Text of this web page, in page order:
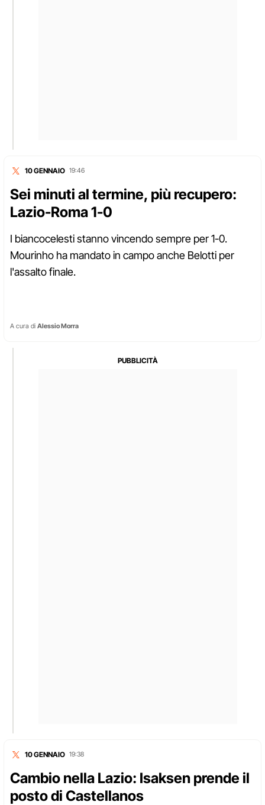
10 GENNAIO 19:46
Sei minuti al termine, più recupero:
Lazio-Roma 1-0
I biancocelesti stanno vincendo sempre per 1-0.
Mourinho ha mandato in campo anche Belotti per
l'assalto finale.
A cura di Alessio Morra
10 GENNAIO 19:38
Cambio nella Lazio: Isaksen prende il
posto di Castellanos